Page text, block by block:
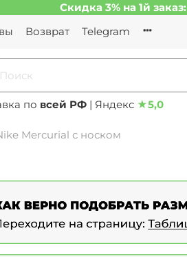
Скидка 3% на 1й заказ:
Возврат Telegram
по всей РФ | Яндекс ★5,0
Mercurial с носком